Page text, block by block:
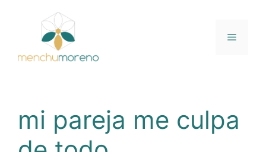
contenido
Menú
mi pareja me culpa